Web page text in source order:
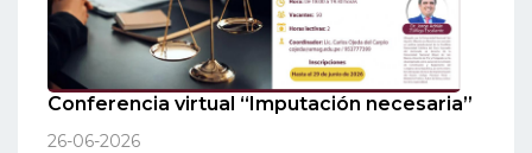
Conferencia virtual “Imputación necesaria”
26-06-2026